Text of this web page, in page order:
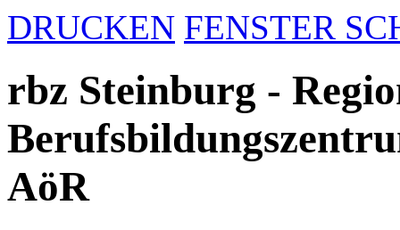
DRUCKEN FENSTER
rbz Steinburg -
AöR